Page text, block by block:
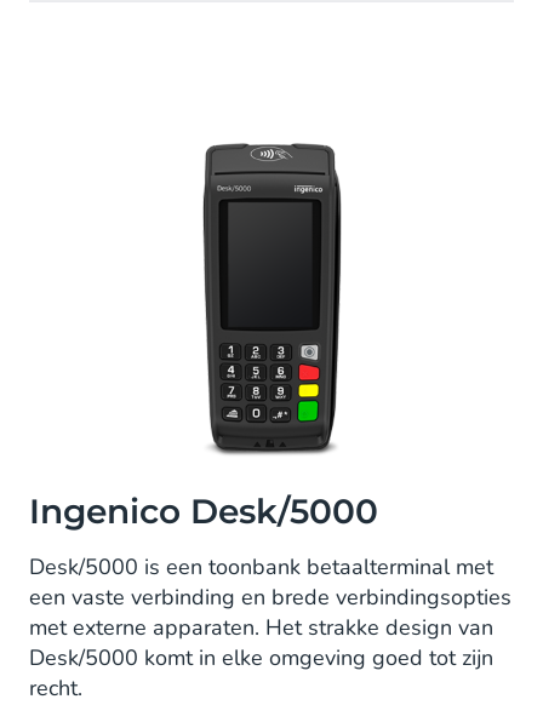
Ingenico Desk/5000
Desk/5000 is een toonbank betaalterminal met
een vaste verbinding en brede verbindingsopties
met externe apparaten. Het strakke design van
Desk/5000 komt in elke omgeving goed tot zijn
recht.